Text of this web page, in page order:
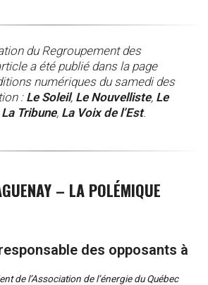
du Regroupement des
a été publié dans la page
numériques du samedi des
: Le Soleil, Le Nouvelliste, Le
La Tribune, La Voix de l’Est.
– LA POLÉMIQUE
des opposants à
de l’Association de l’énergie du Québec